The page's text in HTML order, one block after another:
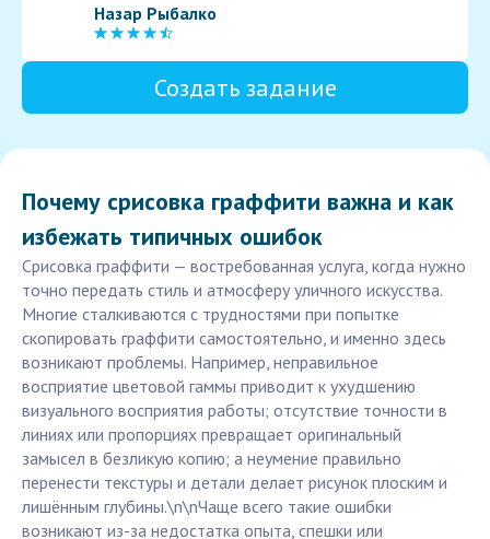
Назар Рыбалко
Создать задание
Почему срисовка граффити важна и как
избежать типичных ошибок
Срисовка граффити — востребованная услуга, когда нужно
точно передать стиль и атмосферу уличного искусства.
Многие сталкиваются с трудностями при попытке
скопировать граффити самостоятельно, и именно здесь
возникают проблемы. Например, неправильное
восприятие цветовой гаммы приводит к ухудшению
визуального восприятия работы; отсутствие точности в
линиях или пропорциях превращает оригинальный
замысел в безликую копию; а неумение правильно
перенести текстуры и детали делает рисунок плоским и
лишённым глубины.\n\nЧаще всего такие ошибки
возникают из-за недостатка опыта, спешки или